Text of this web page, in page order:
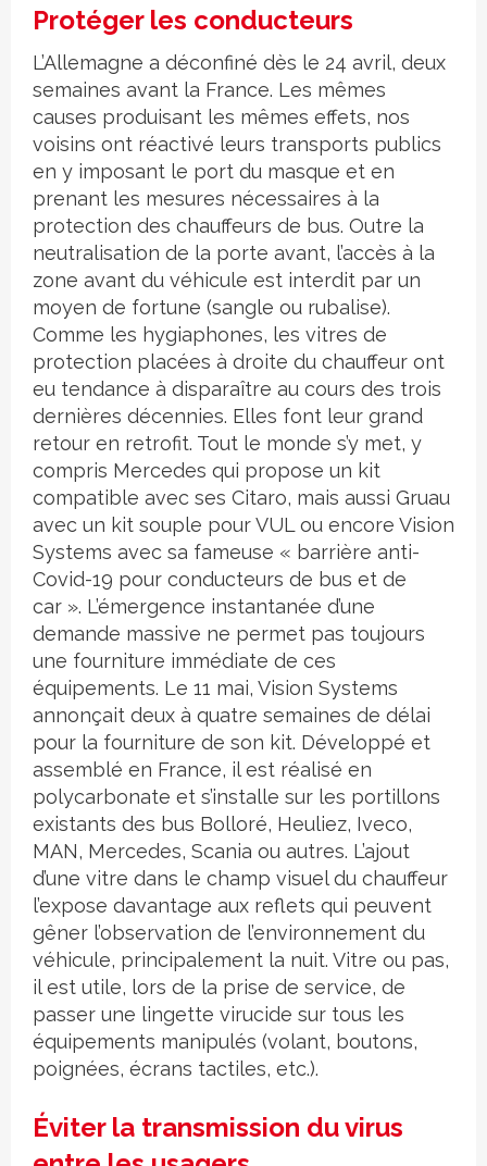
Protéger les conducteurs
L’Allemagne a déconfiné dès le 24 avril, deux
semaines avant la France. Les mêmes
causes produisant les mêmes effets, nos
voisins ont réactivé leurs transports publics
en y imposant le port du masque et en
prenant les mesures nécessaires à la
protection des chauffeurs de bus. Outre la
neutralisation de la porte avant, l’accès à la
zone avant du véhicule est interdit par un
moyen de fortune (sangle ou rubalise).
Comme les hygiaphones, les vitres de
protection placées à droite du chauffeur ont
eu tendance à disparaître au cours des trois
dernières décennies. Elles font leur grand
retour en retrofit. Tout le monde s’y met, y
compris Mercedes qui propose un kit
compatible avec ses Citaro, mais aussi Gruau
avec un kit souple pour VUL ou encore Vision
Systems avec sa fameuse « barrière anti-
Covid-19 pour conducteurs de bus et de
car ». L’émergence instantanée d’une
demande massive ne permet pas toujours
une fourniture immédiate de ces
équipements. Le 11 mai, Vision Systems
annonçait deux à quatre semaines de délai
pour la fourniture de son kit. Développé et
assemblé en France, il est réalisé en
polycarbonate et s’installe sur les portillons
existants des bus Bolloré, Heuliez, Iveco,
MAN, Mercedes, Scania ou autres. L’ajout
d’une vitre dans le champ visuel du chauffeur
l’expose davantage aux reflets qui peuvent
gêner l’observation de l’environnement du
véhicule, principalement la nuit. Vitre ou pas,
il est utile, lors de la prise de service, de
passer une lingette virucide sur tous les
équipements manipulés (volant, boutons,
poignées, écrans tactiles, etc.).
Éviter la transmission du virus